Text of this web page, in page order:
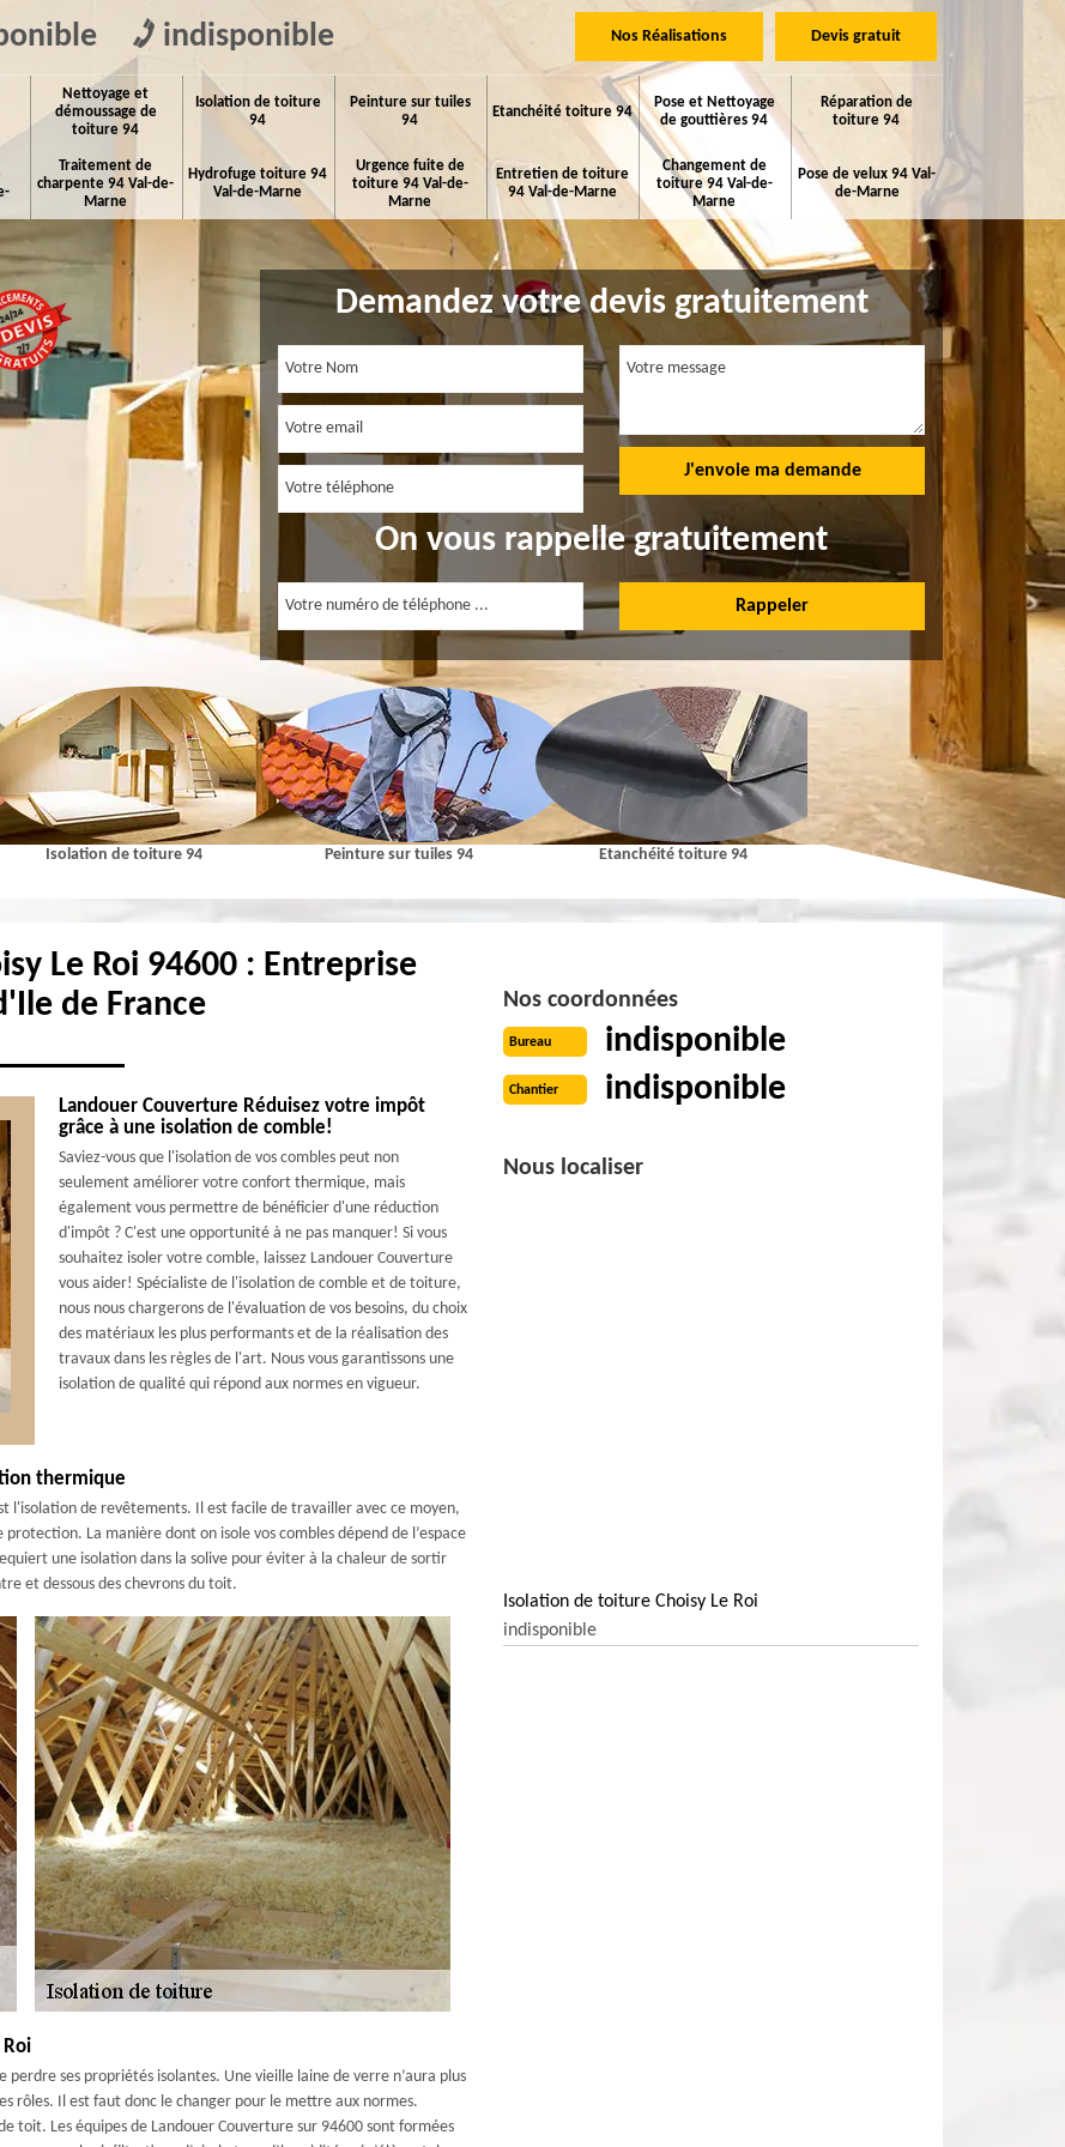
indisponible Nos Réalisations Devis gratuit
Nettoyage et
démoussage de
toiture 94
Isolation de toiture
94
Peinture sur tuiles
94
Etanchéité toiture 94
Pose et Nettoyage
de gouttières 94
Réparation de
toiture 94
Traitement de
charpente 94 Val-de-
Marne
Hydrofuge toiture 94
Val-de-Marne
Urgence fuite de
toiture 94 Val-de-
Marne
Entretien de toiture
94 Val-de-Marne
Changement de
toiture 94 Val-de-
Marne
Pose de velux 94 Val-
de-Marne
Demandez votre devis gratuitement
On vous rappelle gratuitement
Isolation de toiture 94 Peinture sur tuiles 94 Etanchéité toiture 94 Pose et Nettoyage de gouttières
Le Roi 94600 : Entreprise
de France
Landouer Couverture Réduisez votre impôt
grâce à une isolation de comble!
Saviez-vous que l'isolation de vos combles peut non
seulement améliorer votre confort thermique, mais
également vous permettre de bénéficier d'une réduction
d'impôt ? C'est une opportunité à ne pas manquer! Si vous
souhaitez isoler votre comble, laissez Landouer Couverture
vous aider! Spécialiste de l'isolation de comble et de toiture,
nous nous chargerons de l'évaluation de vos besoins, du choix
des matériaux les plus performants et de la réalisation des
travaux dans les règles de l'art. Nous vous garantissons une
isolation de qualité qui répond aux normes en vigueur.
thermique
l'isolation de revêtements. Il est facile de travailler avec ce moyen,
La manière dont on isole vos combles dépend de l’espace
une isolation dans la solive pour éviter à la chaleur de sortir
et dessous des chevrons du toit.
ses propriétés isolantes. Une vieille laine de verre n’aura plus
rôles. Il est faut donc le changer pour le mettre aux normes.
toit. Les équipes de Landouer Couverture sur 94600 sont formées
Nos coordonnées
Bureau indisponible
Chantier indisponible
Nous localiser
Isolation de toiture Choisy Le Roi
indisponible